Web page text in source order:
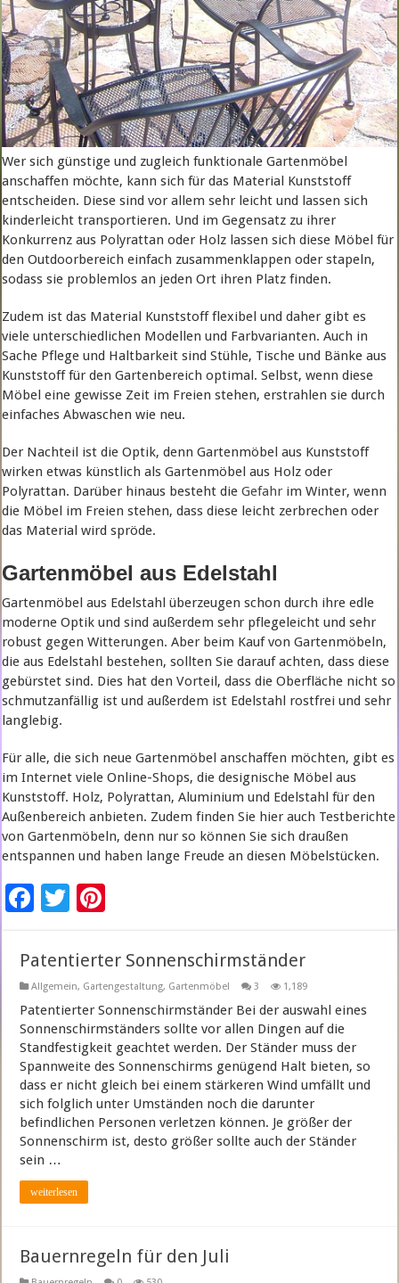
Wer sich günstige und zugleich funktionale Gartenmöbel
anschaffen möchte, kann sich für das Material Kunststoff
entscheiden. Diese sind vor allem sehr leicht und lassen sich
kinderleicht transportieren. Und im Gegensatz zu ihrer
Konkurrenz aus Polyrattan oder Holz lassen sich diese Möbel für
den Outdoorbereich einfach zusammenklappen oder stapeln,
sodass sie problemlos an jeden Ort ihren Platz finden.
Zudem ist das Material Kunststoff flexibel und daher gibt es
viele unterschiedlichen Modellen und Farbvarianten. Auch in
Sache Pflege und Haltbarkeit sind Stühle, Tische und Bänke aus
Kunststoff für den Gartenbereich optimal. Selbst, wenn diese
Möbel eine gewisse Zeit im Freien stehen, erstrahlen sie durch
einfaches Abwaschen wie neu.
Der Nachteil ist die Optik, denn Gartenmöbel aus Kunststoff
wirken etwas künstlich als Gartenmöbel aus Holz oder
Polyrattan. Darüber hinaus besteht dieGefahr im Winter, wenn
die Möbel im Freien stehen, dass diese leicht zerbrechen oder
das Material wird spröde.
Gartenmöbel aus Edelstahl
Gartenmöbel aus Edelstahl überzeugen schon durch ihre edle
moderne Optik und sind außerdem sehr pflegeleicht und sehr
robust gegen Witterungen. Aber beim Kauf von Gartenmöbeln,
die aus Edelstahl bestehen, sollten Sie darauf achten, dass diese
gebürstet sind. Dies hat den Vorteil, dass die Oberfläche nicht so
schmutzanfällig ist und außerdem ist Edelstahl rostfrei und sehr
langlebig.
Für alle, die sich neue Gartenmöbel anschaffen möchten, gibt es
im Internet viele Online-Shops, die designische Möbel aus
Kunststoff. Holz, Polyrattan, Aluminium und Edelstahl für den
Außenbereich anbieten. Zudem finden Sie hier auch Testberichte
von Gartenmöbeln, denn nur so können Sie sich draußen
entspannen und haben lange Freude an diesen Möbelstücken.
F
e
b
o
o
k
T
tt
er
er
es
t
Patentierter Sonnenschirmständer
Allgemein, Gartengestaltung, Gartenmöbel 3 1,189
Patentierter Sonnenschirmständer Bei der auswahl eines
Sonnenschirmständers sollte vor allen Dingen auf die
Standfestigkeit geachtet werden. Der Ständer muss der
Spannweite des Sonnenschirms genügend Halt bieten, so
dass er nicht gleich bei einem stärkeren Wind umfällt und
sich folglich unter Umständen noch die darunter
befindlichen Personen verletzen können. Je größer der
Sonnenschirm ist, desto größer sollte auch der Ständer
sein …
weiterlesen
Bauernregeln für den Juli